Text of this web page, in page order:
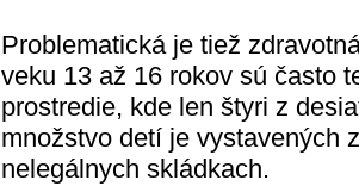
Problematická je tiež
veku 13 až 16 rokov sú často
prostredie, kde len štyri z
množstvo detí je vystavených
nelegálnych skládkach.